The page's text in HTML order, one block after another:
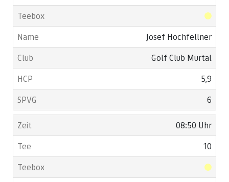
Josef Hochfellner
Golf Club Murtal
5,9
6
08:50 Uhr
10